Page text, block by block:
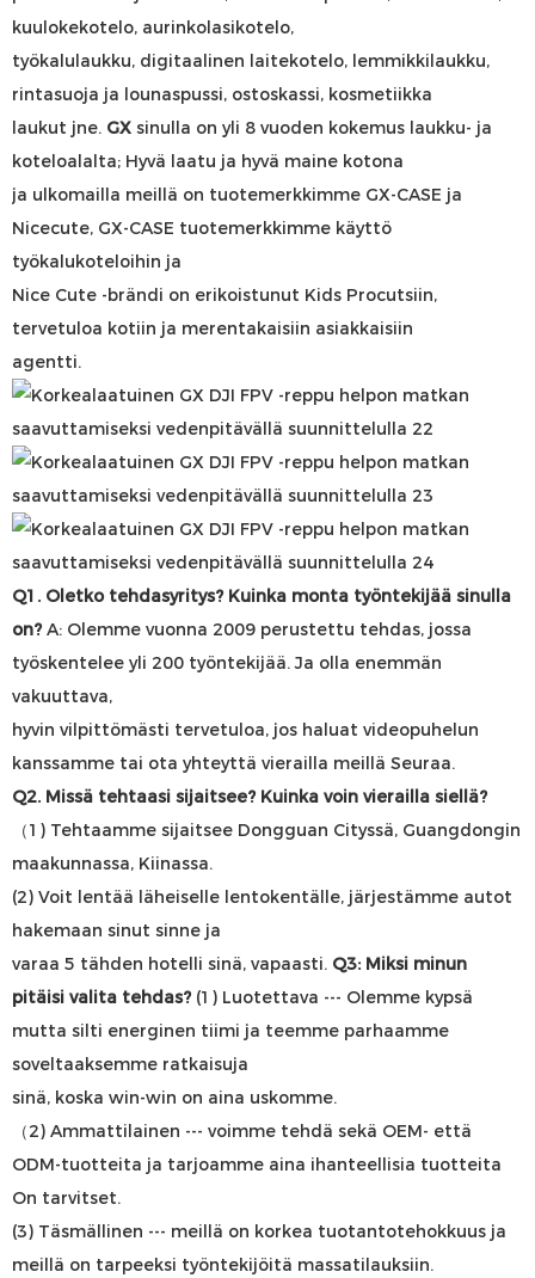
kuulokekotelo, aurinkolasikotelo,
työkalulaukku, digitaalinen laitekotelo, lemmikkilaukku,
rintasuoja ja lounaspussi, ostoskassi, kosmetiikka
laukut jne. GX sinulla on yli 8 vuoden kokemus laukku- ja
koteloalalta; Hyvä laatu ja hyvä maine kotona
ja ulkomailla meillä on tuotemerkkimme GX-CASE ja
Nicecute, GX-CASE tuotemerkkimme käyttö
työkalukoteloihin ja
Nice Cute -brändi on erikoistunut Kids Procutsiin,
tervetuloa kotiin ja merentakaisiin asiakkaisiin
agentti.
Q1. Oletko tehdasyritys? Kuinka monta työntekijää sinulla
on?A: Olemme vuonna 2009 perustettu tehdas, jossa
työskentelee yli 200 työntekijää. Ja olla enemmän
vakuuttava,
hyvin vilpittömästi tervetuloa, jos haluat videopuhelun
kanssamme tai ota yhteyttä vierailla meillä Seuraa.
Q2. Missä tehtaasi sijaitsee? Kuinka voin vierailla siellä?
（1) Tehtaamme sijaitsee Dongguan Cityssä, Guangdongin
maakunnassa, Kiinassa.
(2) Voit lentää läheiselle lentokentälle, järjestämme autot
hakemaan sinut sinne ja
varaa 5 tähden hotelli sinä, vapaasti. Q3: Miksi minun
pitäisi valita tehdas? (1) Luotettava --- Olemme kypsä
mutta silti energinen tiimi ja teemme parhaamme
soveltaaksemme ratkaisuja
sinä, koska win-win on aina uskomme.
（2) Ammattilainen --- voimme tehdä sekä OEM- että
ODM-tuotteita ja tarjoamme aina ihanteellisia tuotteita
On tarvitset.
(3) Täsmällinen --- meillä on korkea tuotantotehokkuus ja
meillä on tarpeeksi työntekijöitä massatilauksiin.